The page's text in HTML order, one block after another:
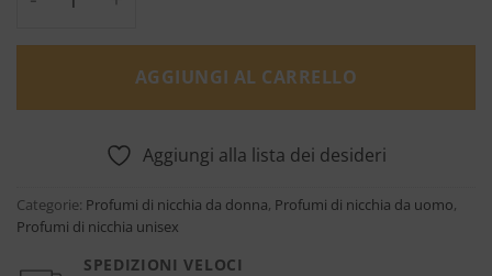
AGGIUNGI AL CARRELLO
Aggiungi alla lista dei desideri
Categorie: Profumi di nicchia da donna, Profumi di nicchia da uomo,
Profumi di nicchia unisex
SPEDIZIONI VELOCI